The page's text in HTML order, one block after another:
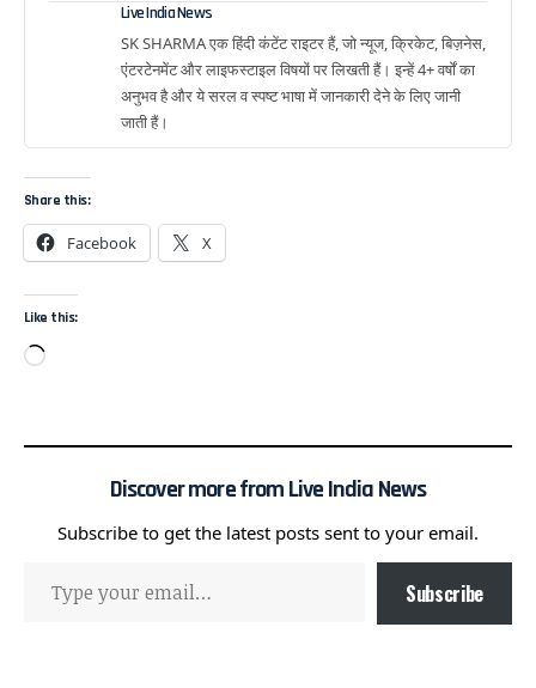
Live India News
SK SHARMA एक हिंदी कंटेंट राइटर हैं, जो न्यूज, क्रिकेट, बिज़नेस,
एंटरटेनमेंट और लाइफस्टाइल विषयों पर लिखती हैं। इन्हें 4+ वर्षों का
अनुभव है और ये सरल व स्पष्ट भाषा में जानकारी देने के लिए जानी
जाती हैं।
Share this:
Facebook X
Like this:
Discover more from Live India News
Subscribe to get the latest posts sent to your email.
Subscribe